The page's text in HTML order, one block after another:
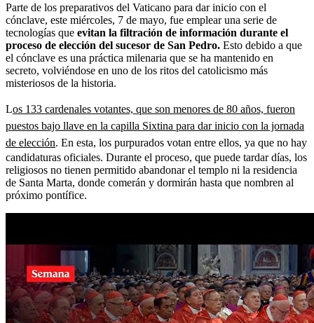
Parte de los preparativos del Vaticano para dar inicio con el
cónclave, este miércoles, 7 de mayo, fue emplear una serie de
tecnologías que evitan la filtración de información durante el
proceso de elección del sucesor de San Pedro. Esto debido a que
el cónclave es una práctica milenaria que se ha mantenido en
secreto, volviéndose en uno de los ritos del catolicismo más
misteriosos de la historia.
Los 133 cardenales votantes, que son menores de 80 años, fueron
puestos bajo llave en la capilla Sixtina para dar inicio con la jornada
de elección. En esta, los purpurados votan entre ellos, ya que no hay
candidaturas oficiales. Durante el proceso, que puede tardar días, los
religiosos no tienen permitido abandonar el templo ni la residencia
de Santa Marta, donde comerán y dormirán hasta que nombren al
próximo pontífice.